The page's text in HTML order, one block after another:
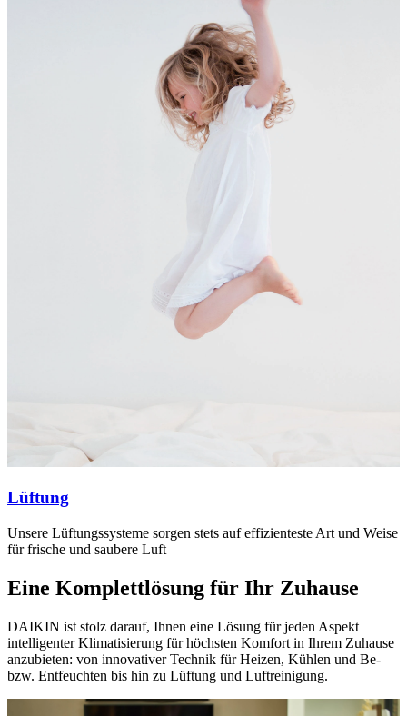
Lüftung
Unsere Lüftungssysteme sorgen stets auf effizienteste Art und Weise
für frische und saubere Luft
Eine Komplettlösung für Ihr Zuhause
DAIKIN ist stolz darauf, Ihnen eine Lösung für jeden Aspekt
intelligenter Klimatisierung für höchsten Komfort in Ihrem Zuhause
anzubieten: von innovativer Technik für Heizen, Kühlen und Be-
bzw. Entfeuchten bis hin zu Lüftung und Luftreinigung.